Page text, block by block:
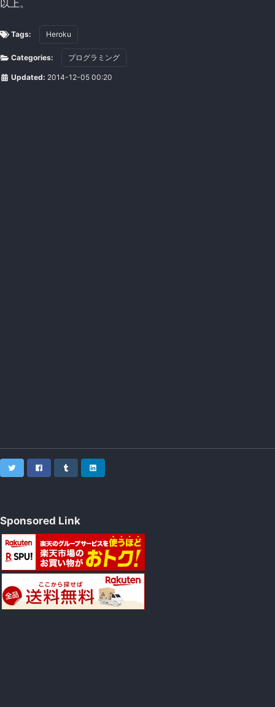
以上。
Tags: Heroku
Categories: プログラミング
Updated: 2014-12-05 00:20
Twitter FacebookTumblr
Sponsored Link